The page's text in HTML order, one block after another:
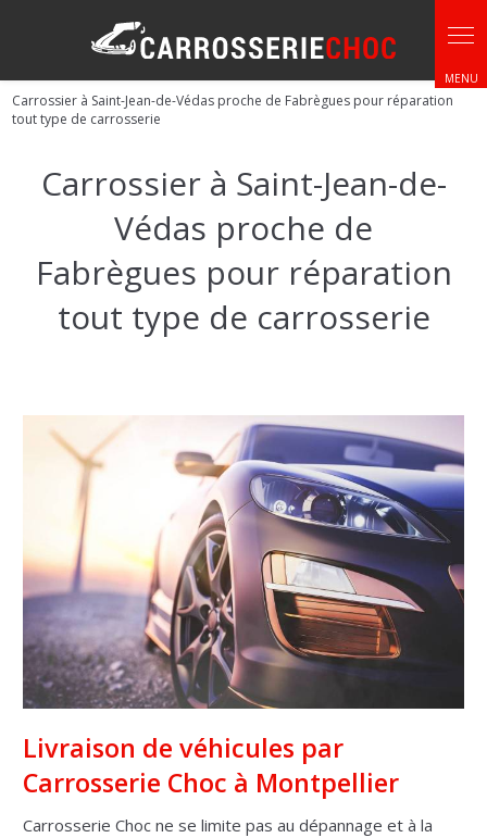
Carrossier à Saint-Jean-de-Védas proche de Fabrègues pour réparation
tout type de carrosserie
Carrossier à Saint-Jean-de-
Védas proche de
Fabrègues pour réparation
tout type de carrosserie
Livraison de véhicules par
Carrosserie Choc à Montpellier
Carrosserie Choc ne se limite pas au dépannage et à la